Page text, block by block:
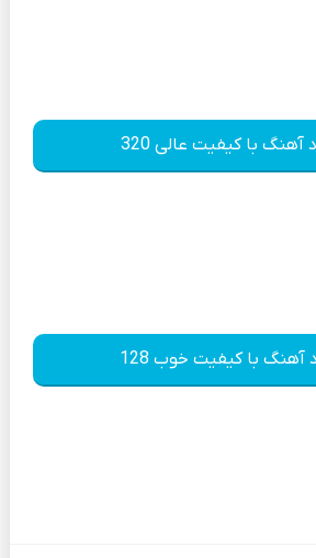
آهنگ با کیفیت عالی 320
آهنگ با کیفیت خوب 128